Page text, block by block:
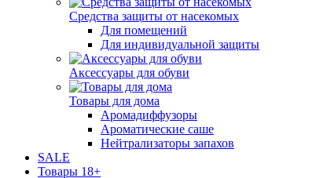
Средства защиты от насекомых
Для помещений
Для индивидуальной защиты
Аксессуары для обуви
Товары для дома
Аромадиффузоры
Ароматические саше
Нейтрализаторы запахов
SALE
Товары 18+